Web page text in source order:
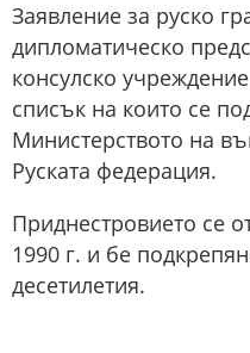
Заявление за руско
дипломатическо
консулско
списък на които се
Министерството на
Руската федерация.
Приднестровието се
1990 г. и бе
десетилетия.